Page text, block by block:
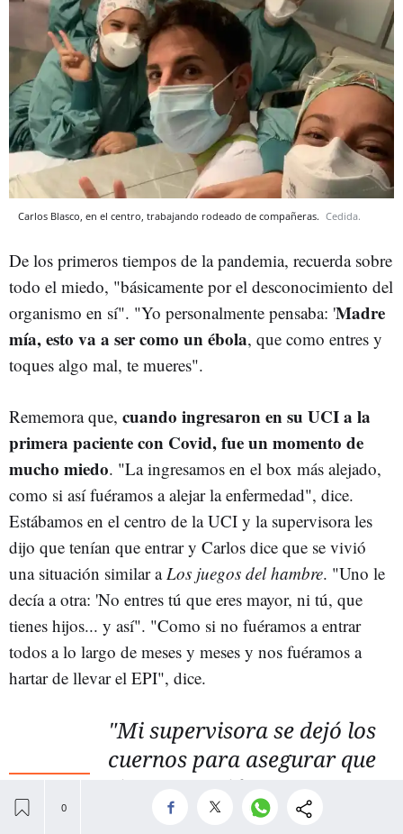
Carlos Blasco, en el centro, trabajando rodeado de compañeras. Cedida.
De los primeros tiempos de la pandemia, recuerda sobre
todo el miedo, "básicamente por el desconocimiento del
organismo en sí". "Yo personalmente pensaba: 'Madre
mía, esto va a ser como un ébola, que como entres y
toques algo mal, te mueres".
Rememora que, cuando ingresaron en su UCI a la
primera paciente con Covid, fue un momento de
mucho miedo. "La ingresamos en el box más alejado,
como si así fuéramos a alejar la enfermedad", dice.
Estábamos en el centro de la UCI y la supervisora les
dijo que tenían que entrar y Carlos dice que se vivió
una situación similar a Los juegos del hambre. "Uno le
decía a otra: 'No entres tú que eres mayor, ni tú, que
tienes hijos... y así". "Como si no fuéramos a entrar
todos a lo largo de meses y meses y nos fuéramos a
hartar de llevar el EPI", dice.
"Mi supervisora se dejó los
cuernos para asegurar que
siempre tuviéramos
material de protección"